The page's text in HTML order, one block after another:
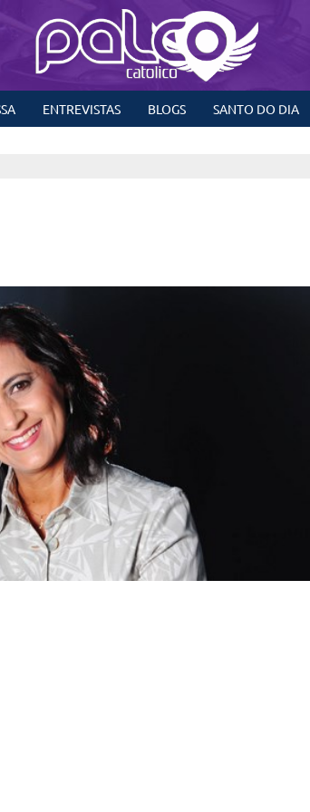
ENTREVISTAS BLOGS SANTO DO DIA